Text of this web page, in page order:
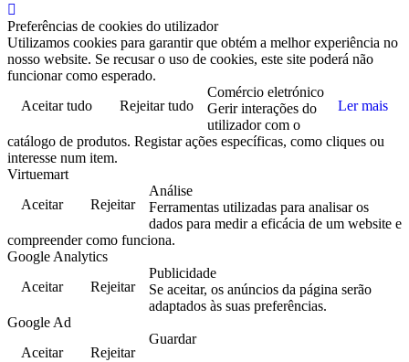
Preferências de cookies do utilizador
Utilizamos cookies para garantir que obtém a melhor experiência no
nosso website. Se recusar o uso de cookies, este site poderá não
funcionar como esperado.
Aceitar tudo
Rejeitar tudo Ler mais
Comércio eletrónico
Gerir interações do
utilizador com o
catálogo de produtos. Registar ações específicas, como cliques ou
interesse num item.
Virtuemart
Aceitar
Rejeitar
Análise
Ferramentas utilizadas para analisar os
dados para medir a eficácia de um website e
compreender como funciona.
Google Analytics
Aceitar
Rejeitar
Publicidade
Se aceitar, os anúncios da página serão
adaptados às suas preferências.
Google Ad
Aceitar
Rejeitar
Guardar